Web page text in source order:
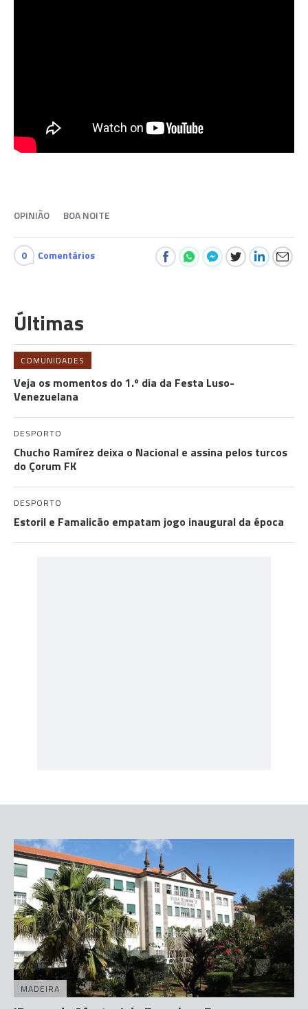
OPINIÃO BOA NOITE
0 Comentários
Últimas
COMUNIDADES
Veja os momentos do 1.º dia da Festa Luso-
Venezuelana
DESPORTO
Chucho Ramírez deixa o Nacional e assina pelos turcos
do Çorum FK
DESPORTO
Estoril e Famalicão empatam jogo inaugural da época
MADEIRA